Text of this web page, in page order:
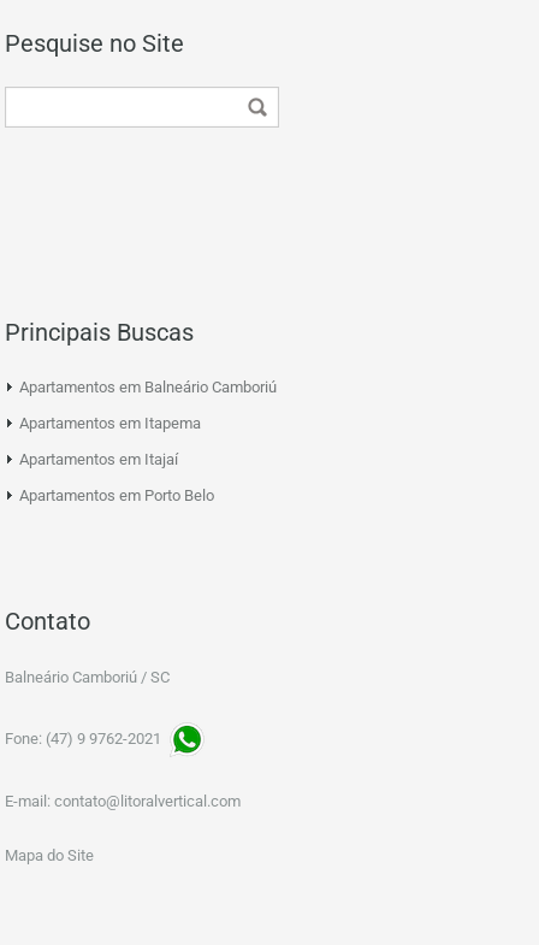
Pesquise no Site
Principais Buscas
Apartamentos em Balneário Camboriú
Apartamentos em Itapema
Apartamentos em Itajaí
Apartamentos em Porto Belo
Contato
Balneário Camboriú / SC
Fone: (47) 9 9762-2021
E-mail: contato@litoralvertical.com
Mapa do Site